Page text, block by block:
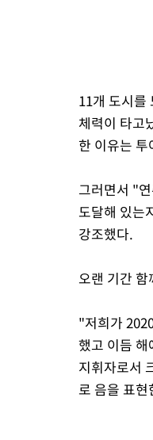
11개 도시를
체력이 타고
한 이유는
그러면서 "
도달해 있는
강조했다.
오랜 기간
"저희가
했고 이듬
지휘자로서
로 음을 표